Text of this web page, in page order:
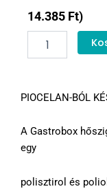
14.385 Ft)
Gasztro
doboz
GN
PIOCELAN-BÓL
A Gastrobox
egy
polisztirol és